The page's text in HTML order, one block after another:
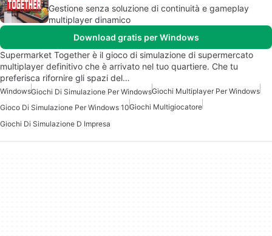
Gestione senza soluzione di continuità e gameplay
multiplayer dinamico
Download gratis per Windows
Supermarket Together è il gioco di simulazione di supermercato
multiplayer definitivo che è arrivato nel tuo quartiere. Che tu
preferisca rifornire gli spazi del…
WindowsGiochi Di Simulazione Per WindowsGiochi Multiplayer Per Windows
Gioco Di Simulazione Per Windows 10Giochi Multigiocatore
Giochi Di Simulazione D Impresa